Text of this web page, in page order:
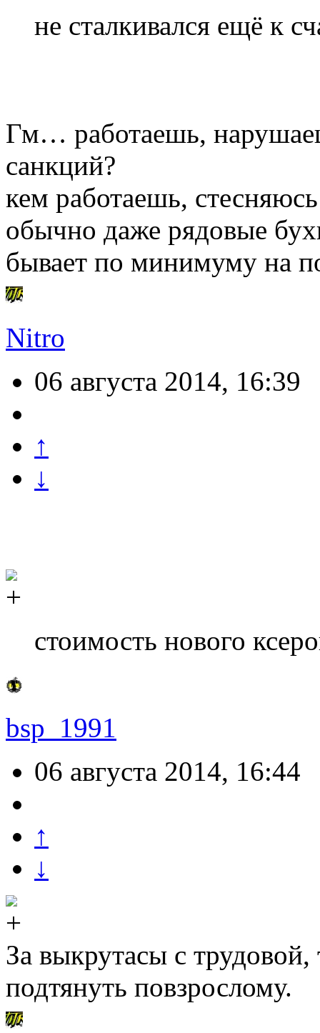
не сталкивался ещё к
Гм… работаешь,
санкций?
кем работаешь,
обычно даже рядовые
бывает по минимуму на
Nitro
06 августа 2014, 16:39
↑
↓
стоимость нового
bsp_1991
06 августа 2014, 16:44
↑
↓
За выкрутасы с
подтянуть повзрослому.